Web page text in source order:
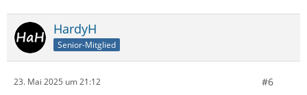
HardyH
Senior-Mitglied
23. Mai 2025 um 21:12 #6